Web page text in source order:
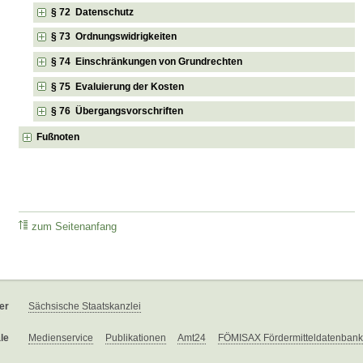
§ 72 Datenschutz
§ 73 Ordnungswidrigkeiten
§ 74 Einschränkungen von Grundrechten
§ 75 Evaluierung der Kosten
§ 76 Übergangsvorschriften
Fußnoten
zum Seitenanfang
Sächsische Staatskanzlei
Medienservice Publikationen Amt24 FÖMISAX Fördermitteldatenbank